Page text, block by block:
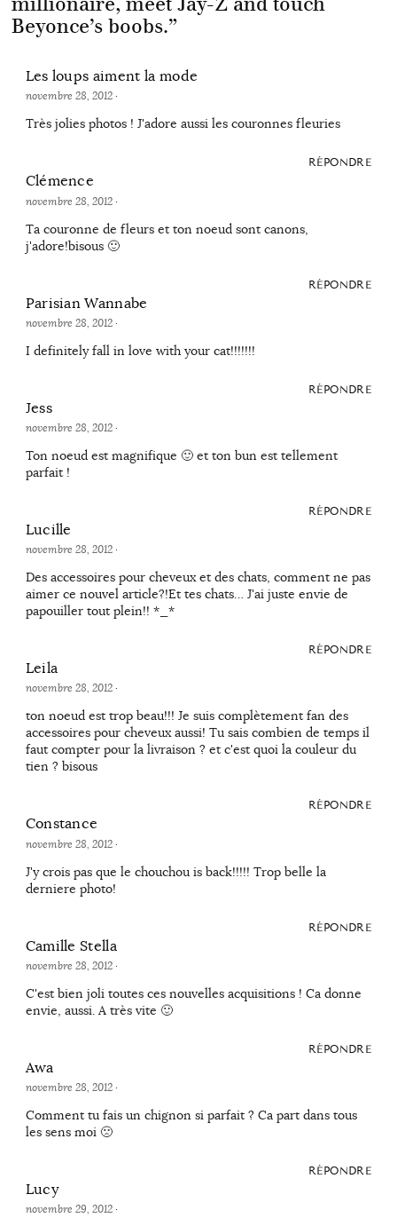
Beyonce’s boobs.”
Les loups aiment la mode
novembre 28, 2012·
Très jolies photos ! J'adore aussi les couronnes fleuries
RÉPONDRE
Clémence
novembre 28, 2012·
Ta couronne de fleurs et ton noeud sont canons,
j'adore!bisous 🙂
RÉPONDRE
Parisian Wannabe
novembre 28, 2012·
I definitely fall in love with your cat!!!!!!!
RÉPONDRE
Jess
novembre 28, 2012·
Ton noeud est magnifique 🙂 et ton bun est tellement
parfait !
RÉPONDRE
Lucille
novembre 28, 2012·
Des accessoires pour cheveux et des chats, comment ne pas
aimer ce nouvel article?!Et tes chats… J'ai juste envie de
papouiller tout plein!! *_*
RÉPONDRE
Leila
novembre 28, 2012·
ton noeud est trop beau!!! Je suis complètement fan des
accessoires pour cheveux aussi! Tu sais combien de temps il
faut compter pour la livraison ? et c'est quoi la couleur du
tien ? bisous
RÉPONDRE
Constance
novembre 28, 2012·
J'y crois pas que le chouchou is back!!!!! Trop belle la
derniere photo!
RÉPONDRE
Camille Stella
novembre 28, 2012·
C'est bien joli toutes ces nouvelles acquisitions ! Ca donne
envie, aussi. A très vite 🙂
RÉPONDRE
Awa
novembre 28, 2012·
Comment tu fais un chignon si parfait ? Ca part dans tous
les sens moi 🙁
RÉPONDRE
Lucy
novembre 29, 2012·